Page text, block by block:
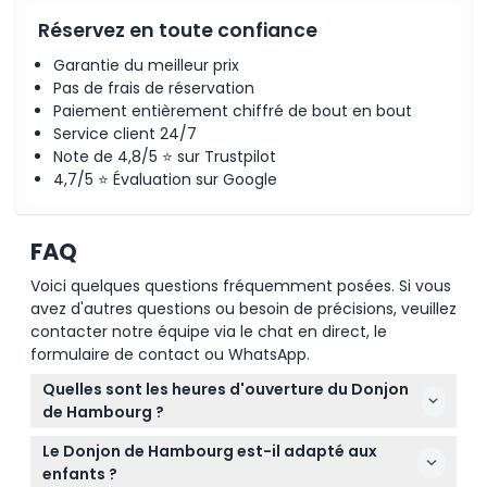
Réservez en toute confiance
Garantie du meilleur prix
Pas de frais de réservation
Paiement entièrement chiffré de bout en bout
Service client 24/7
Note de 4,8/5 ⭐ sur Trustpilot
4,7/5 ⭐ Évaluation sur Google
FAQ
Voici quelques questions fréquemment posées. Si vous
avez d'autres questions ou besoin de précisions, veuillez
contacter notre équipe via le chat en direct, le
formulaire de contact ou WhatsApp.
Quelles sont les heures d'ouverture du Donjon
de Hambourg ?
Le Donjon de Hambourg est ouvert de 10h00 à
17h00 du dimanche au vendredi, et de 10h00 à
Le Donjon de Hambourg est-il adapté aux
enfants ?